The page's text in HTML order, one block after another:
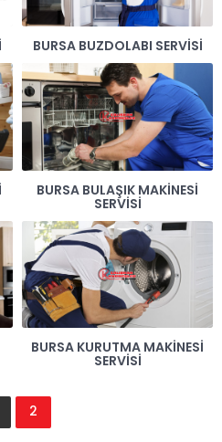
BURSA BUZDOLABI SERVISI
BURSA BULAŞIK MAKINESI
SERVISI
BURSA KURUTMA MAKINESI
SERVISI
2